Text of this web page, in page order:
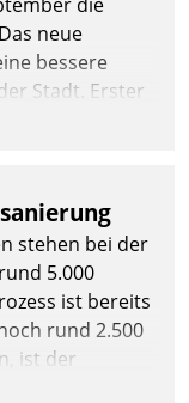
neue
bessere
Stadt. Erster
API-Hub mit
stehen bei der
5.000
ist bereits
rund 2.500
ist der
immens. Im